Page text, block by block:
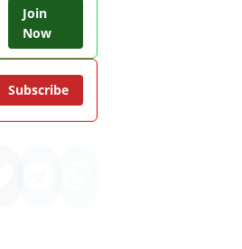
Join
Now
Subscribe